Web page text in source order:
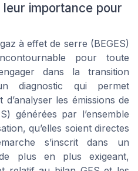
leur importance pour
à effet de serre (BEGES)
pour toute
dans la transition
diagnostic qui permet
d’analyser les émissions de
générées par l’ensemble
qu’elles soient directes
s’inscrit dans un
plus en plus exigeant,